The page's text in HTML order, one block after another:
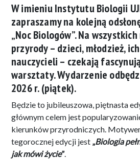
W imieniu Instytutu Biologii
zapraszamy na kolejną
„Noc Biologów”. Na
przyrody – dzieci, młodzież,
nauczycieli – czekają
warsztaty. Wydarzenie
2026 r. (piątek).
Będzie to jubileuszowa, piętnasta
głównym celem jest
kierunków przyrodniczych.
tegorocznej edycji jest „Biologia
jak mówi życie”.